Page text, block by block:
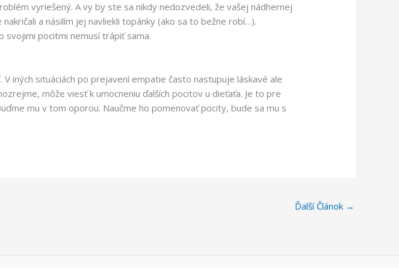
vyriešený. A vy by ste sa nikdy nedozvedeli, že vašej nádhernej
a násilím jej navliekli topánky (ako sa to bežne robí…).
svojimi pocitmi nemusí trápiť sama.
iných situáciách po prejavení empatie často nastupuje láskavé ale
môže viesť k umocneniu ďalších pocitov u dieťaťa. Je to pre
mu v tom oporou. Naučme ho pomenovať pocity, bude sa mu s
Ďalší Článok →